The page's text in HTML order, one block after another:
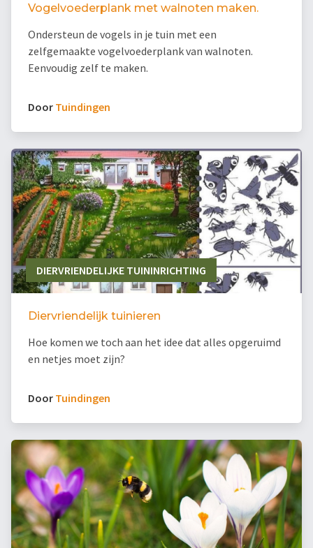
Vogelvoederplank met walnoten maken.
Ondersteun de vogels in je tuin met een
zelfgemaakte vogelvoederplank van walnoten.
Eenvoudig zelf te maken.
Door Tuindingen
DIERVRIENDELIJKE TUININRICHTING
Diervriendelijk tuinieren
Hoe komen we toch aan het idee dat alles opgeruimd
en netjes moet zijn?
Door Tuindingen